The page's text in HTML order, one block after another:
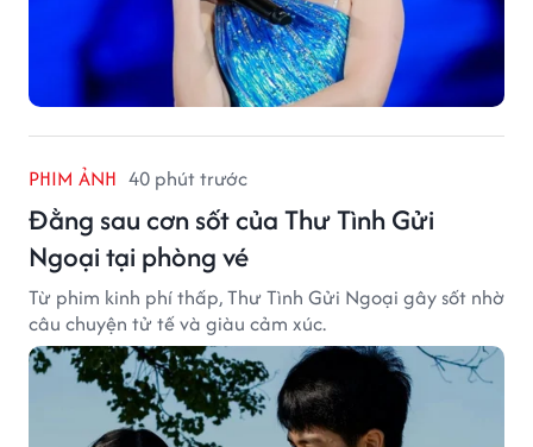
PHIM ẢNH 40 phút trước
Đằng sau cơn sốt của Thư Tình Gửi
Ngoại tại phòng vé
Từ phim kinh phí thấp, Thư Tình Gửi Ngoại gây sốt nhờ
câu chuyện tử tế và giàu cảm xúc.